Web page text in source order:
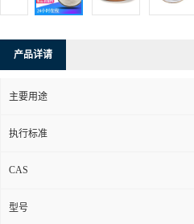
产品详请
主要用途
执行标准
CAS
型号